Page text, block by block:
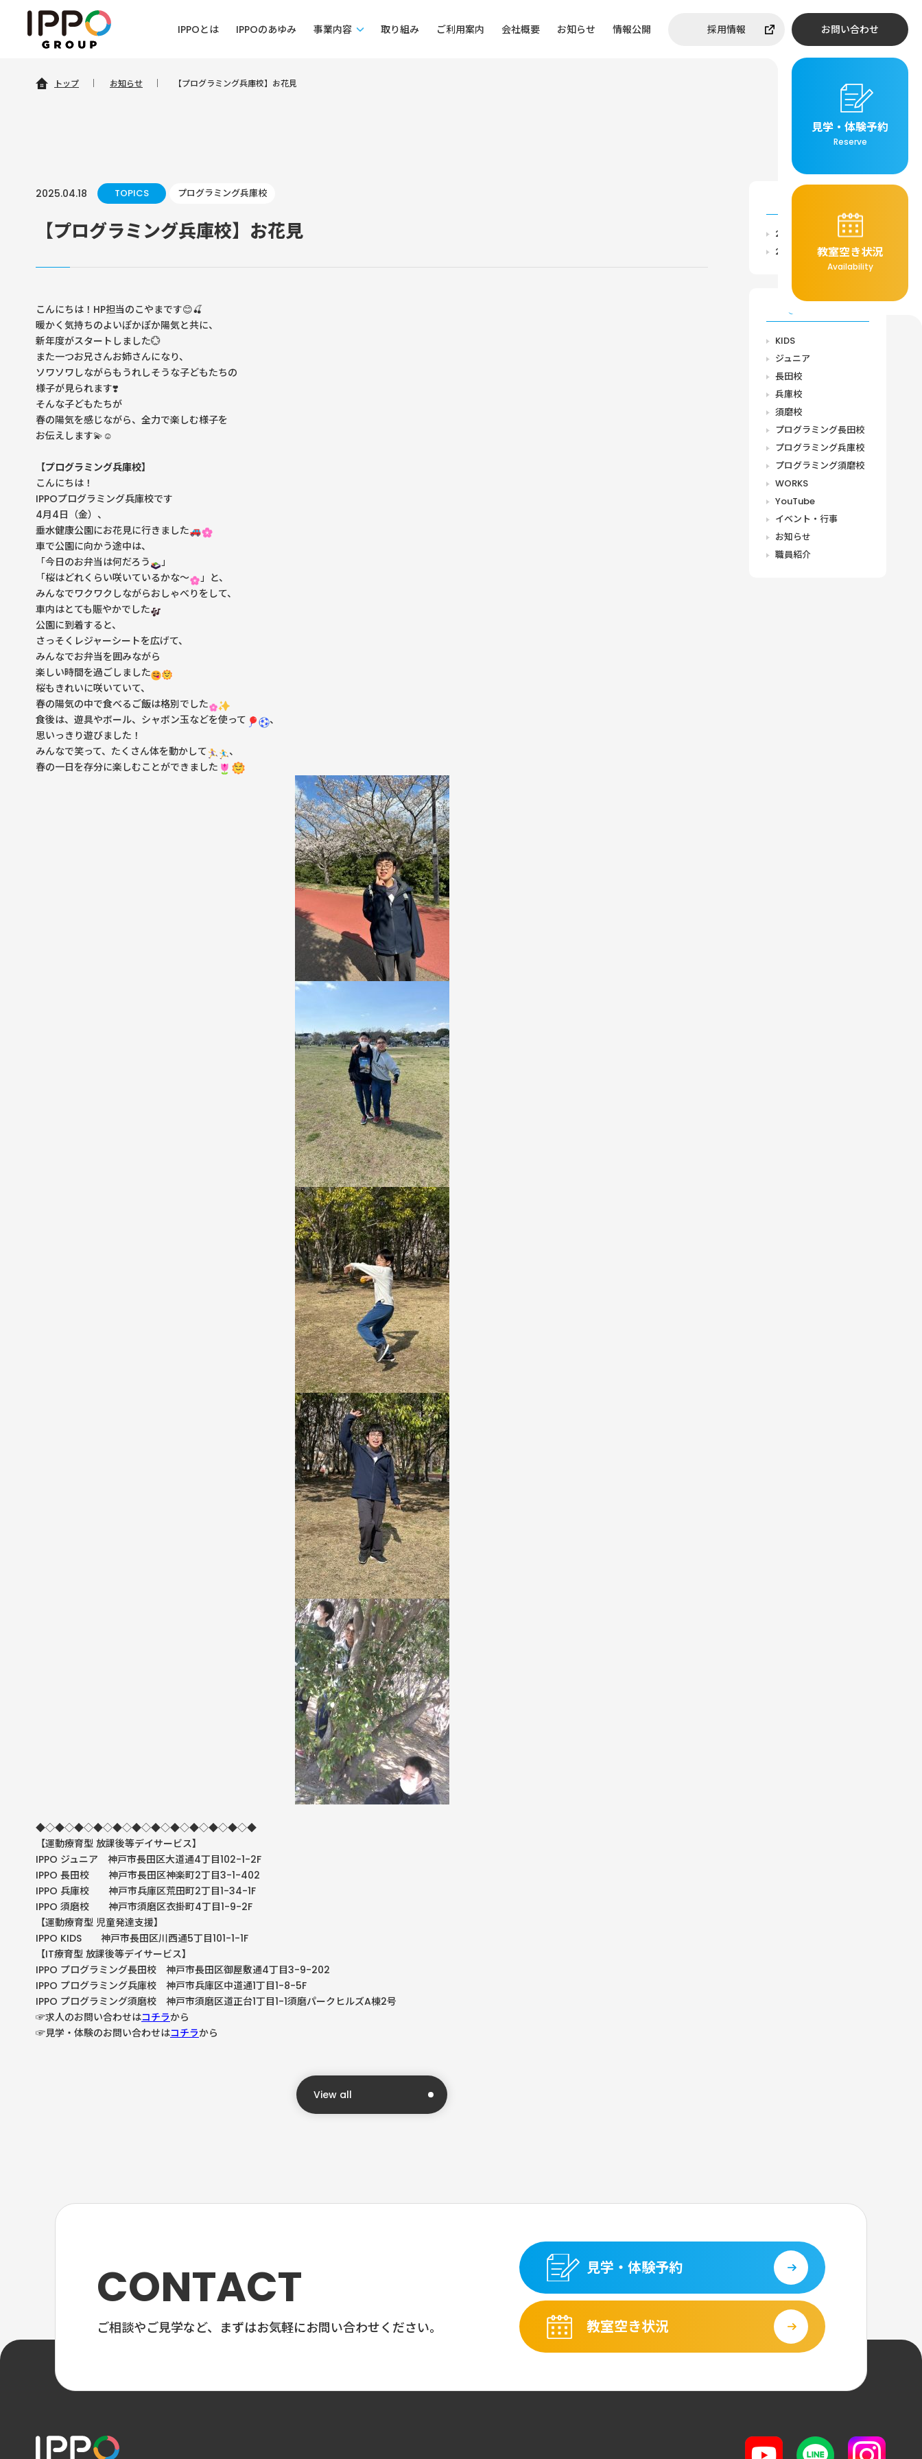
IPPOとは IPPOのあゆみ 事業内容 取り組み ご利用案内 会社概要 お知らせ 情報公開 採用情報 お問い合わせ
見学・体験予約
Reserve
教室空き状況
Availability
トップ お知らせ 【プログラミング兵庫校】お花見
2025.04.18 TOPICS プログラミング兵庫校
【プログラミング兵庫校】お花見
こんにちは！HP担当のこやまです😊🍒
暖かく気持ちのよいぽかぽか陽気と共に、
新年度がスタートしました💮
また一つお兄さんお姉さんになり、
ソワソワしながらもうれしそうな子どもたちの
様子が見られます❣️
そんな子どもたちが
春の陽気を感じながら、全力で楽しむ様子を
お伝えします💫☺️
【プログラミング兵庫校】
こんにちは！
IPPOプログラミング兵庫校です
4月4日（金）、
垂水健康公園にお花見に行きました
車で公園に向かう途中は、
「今日のお弁当は何だろう
」
「桜はどれくらい咲いているかな〜
」と、
みんなでワクワクしながらおしゃべりをして、
車内はとても賑やかでした
公園に到着すると、
さっそくレジャーシートを広げて、
みんなでお弁当を囲みながら
楽しい時間を過ごしました
桜もきれいに咲いていて、
春の陽気の中で食べるご飯は格別でした
食後は、遊具やボール、シャボン玉などを使って
、
思いっきり遊びました！
みんなで笑って、たくさん体を動かして
、
春の一日を存分に楽しむことができました
◆◇◆◇◆◇◆◇◆◇◆◇◆◇◆◇◆◇◆◇◆◇◆
【運動療育型 放課後等デイサービス】
IPPO ジュニア 神戸市長田区大道通4丁目102-1-2F
IPPO 長田校 神戸市長田区神楽町2丁目3-1-402
IPPO 兵庫校 神戸市兵庫区荒田町2丁目1-34-1F
IPPO 須磨校 神戸市須磨区衣掛町4丁目1-9-2F
【運動療育型 児童発達支援】
IPPO KIDS 神戸市長田区川西通5丁目101-1-1F
【IT療育型 放課後等デイサービス】
IPPO プログラミング長田校 神戸市長田区御屋敷通4丁目3-9-202
IPPO プログラミング兵庫校 神戸市兵庫区中道通1丁目1-8-5F
IPPO プログラミング須磨校 神戸市須磨区道正台1丁目1-1須磨パークヒルズA棟2号
☞求人のお問い合わせはコチラから
☞見学・体験のお問い合わせはコチラから
View all
2026年
2025年
CATEGORY
KIDS
ジュニア
長田校
兵庫校
須磨校
プログラミング長田校
プログラミング兵庫校
プログラミング須磨校
WORKS
YouTube
イベント・行事
お知らせ
職員紹介
CONTACT
ご相談やご見学など、 まずはお気軽にお問い合わせください。
見学・体験予約
教室空き状況